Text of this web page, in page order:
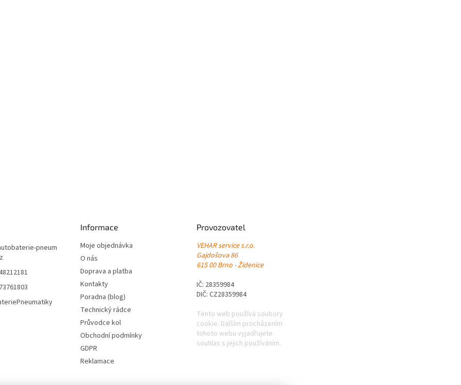
pneum
Informace
Moje objednávka
O nás
Doprava a platba
Kontakty
Poradna (blog)
Technický rádce
Průvodce kol
Obchodní podmínky
GDPR
Reklamace
Provozovatel
VEHAR service s.r.o.
Gajdošova 86
615 00 Brno - Židenice
IČ: 28359984
DIČ: CZ28359984
Tento web používá soubory
cookie. Dalším procházením
tohoto webu vyjadřujete
souhlas s jejich používáním.